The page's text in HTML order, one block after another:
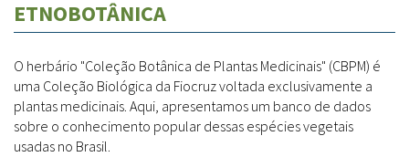
ETNOBOTÂNICA
O herbário "Coleção Botânica de Plantas Medicinais" (CBPM) é
uma Coleção Biológica da Fiocruz voltada exclusivamente a
plantas medicinais. Aqui, apresentamos um banco de dados
sobre o conhecimento popular dessas espécies vegetais
usadas no Brasil.